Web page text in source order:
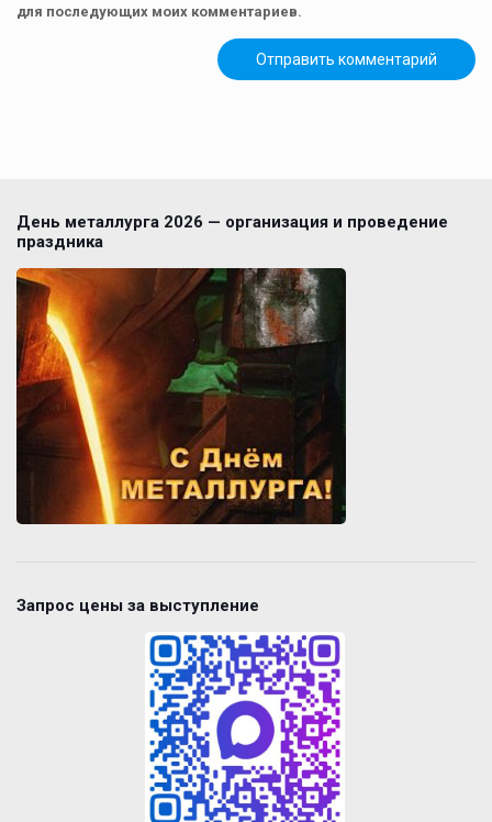
для последующих моих комментариев.
День металлурга 2026 — организация и проведение
праздника
Запрос цены за выступление